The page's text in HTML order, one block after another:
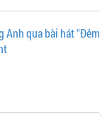
Anh qua bài hát "Đêm